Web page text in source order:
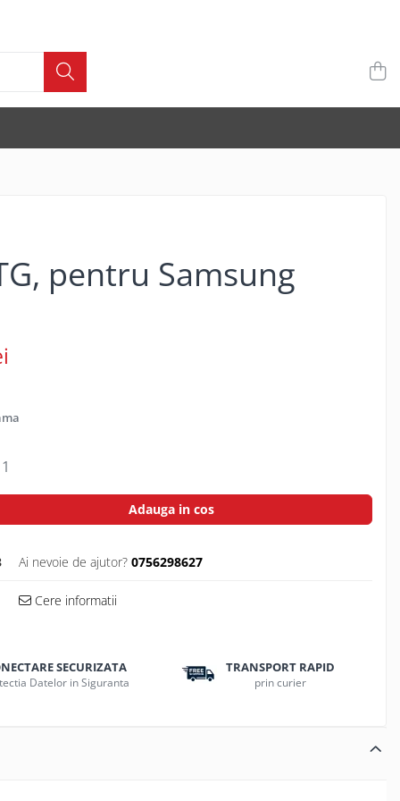
pentru Samsung
Adauga in cos
Ai nevoie de ajutor? 0756298627
Cere informatii
SECURIZATA
Datelor in Siguranta
TRANSPORT RAPID
prin curier